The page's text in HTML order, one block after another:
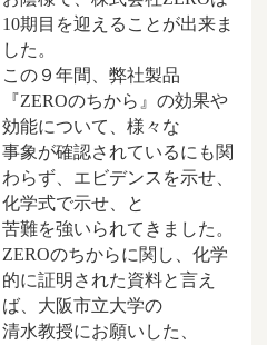
10期目を迎えることが出来ま
した。
この９年間、弊社製品
『ZEROのちから』の効果や
効能について、様々な
事象が確認されているにも関
わらず、エビデンスを示せ、
化学式で示せ、と
苦難を強いられてきました。
ZEROのちからに関し、化学
的に証明された資料と言え
ば、大阪市立大学の
清水教授にお願いした、